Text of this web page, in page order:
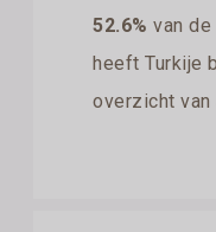
52.6% van
heeft Turkije
overzicht van